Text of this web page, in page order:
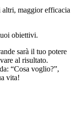
maggior efficacia
obiettivi.
sarà il tuo potere
al risultato.
“Cosa voglio?”,
vita!